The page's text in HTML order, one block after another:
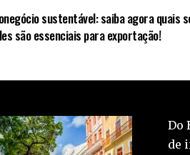
sustentável: saiba agora quais
são essenciais para exportação!
Do
de